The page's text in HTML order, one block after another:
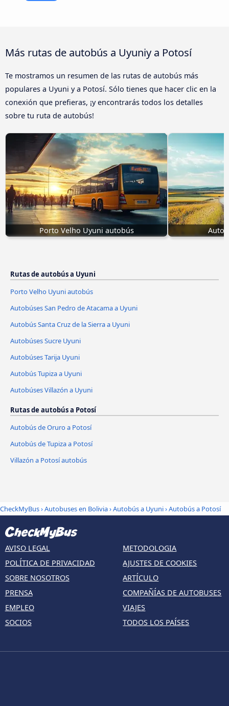
Más rutas de autobús a Uyuniy a Potosí
Te mostramos un resumen de las rutas de autobús más
populares a Uyuni y a Potosí. Sólo tienes que hacer clic en la
conexión que prefieras, ¡y encontrarás todos los detalles
sobre tu ruta de autobús!
Porto Velho Uyuni autobús
Rutas de autobús a Uyuni
Porto Velho Uyuni autobús
Autobúses San Pedro de Atacama a Uyuni
Autobús Santa Cruz de la Sierra a Uyuni
Autobúses Sucre Uyuni
Autobúses Tarija Uyuni
Autobús Tupiza a Uyuni
Autobúses Villazón a Uyuni
Rutas de autobús a Potosí
Autobús de Oruro a Potosí
Autobús de Tupiza a Potosí
Villazón a Potosí autobús
CheckMyBus›Autobuses en Bolivia›Autobús a Uyuni›Autobús a Potosí
AVISO LEGAL
POLÍTICA DE PRIVACIDAD
SOBRE NOSOTROS
PRENSA
EMPLEO
SOCIOS
METODOLOGIA
AJUSTES DE COOKIES
ARTÍCULO
COMPAÑÍAS DE AUTOBUSES
VIAJES
TODOS LOS PAÍSES